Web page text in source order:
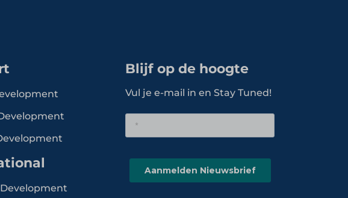
Blijf op de hoogte
Vul je e-mail in en Stay Tuned!